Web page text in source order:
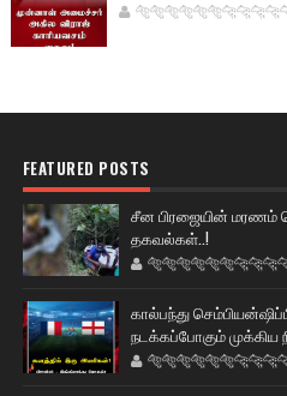
FEATURED POSTS
சீன பிரஜையின் மரணம்
தகவல்கள்..!
கால்பந்து
நடக்கப்போகும் முக்கிய